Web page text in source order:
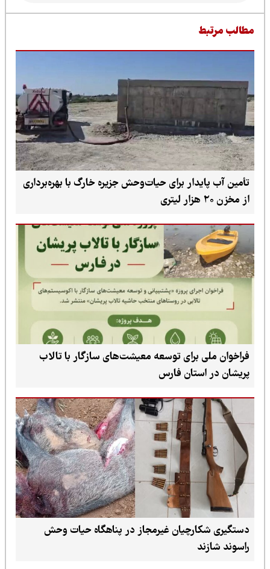
مرتبط
تأمین آب پایدار برای حیات‌وحش جزیره خارگ با بهره‌برداری
از مخزن ۲۰ هزار لیتری
فراخوان ملی برای توسعه معیشت‌های سازگار با تالاب
پریشان در استان فارس
دستگیری شکارچیان غیرمجاز در پناهگاه حیات وحش
راسوند شازند